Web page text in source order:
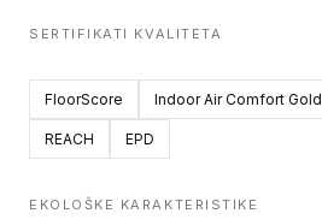
SERTIFIKATI KVALITETA
FloorScore Indoor Air Comfort Gold
REACH EPD
EKOLOŠKE KARAKTERISTIKE